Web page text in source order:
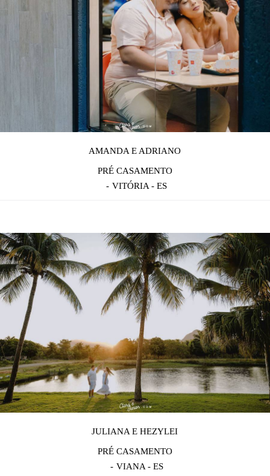
AMANDA E ADRIANO
PRÉ CASAMENTO
VITÓRIA - ES
JULIANA E HEZYLEI
PRÉ CASAMENTO
VIANA - ES